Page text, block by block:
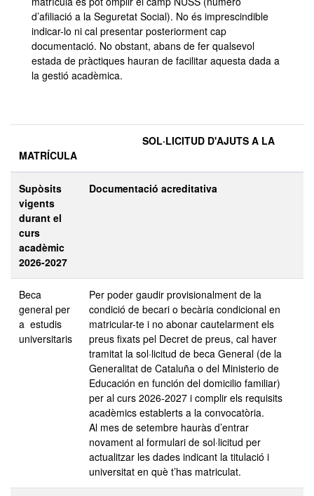
d’afiliació a la Seguretat Social). No és imprescindible
indicar-lo ni cal presentar posteriorment cap
documentació. No obstant, abans de fer qualsevol
estada de pràctiques hauran de facilitar aquesta dada a
la gestió acadèmica.
SOL·LICITUD D'AJUTS A LA
MATRÍCULA
Supòsits
vigents
durant el
curs
acadèmic
2026-2027
Documentació acreditativa
Beca
general per
a estudis
universitaris
Per poder gaudir provisionalment de la
condició de becari o becària condicional en
matricular-te i no abonar cautelarment els
preus fixats pel Decret de preus, cal haver
tramitat la sol·licitud de beca General (de la
Generalitat de Cataluña o del Ministerio de
Educación en función del domicilio familiar)
per al curs 2026-2027 i complir els requisits
acadèmics establerts a la convocatòria.
Al mes de setembre hauràs d’entrar
novament al formulari de sol·licitud per
actualitzar les dades indicant la titulació i
universitat en què t’has matriculat.